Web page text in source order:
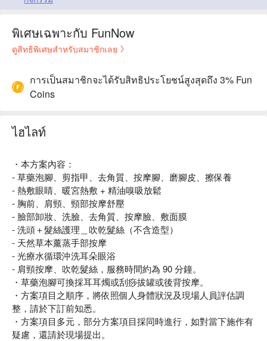
พิเศษเฉพาะกับ FunNow
ดูสิทธิพิเศษสำหรับสมาชิกเลย
การเป็นสมาชิกจะได้รับสิทธิประโยชน์สูงสุดถึง 3% Fun
Coins
ไฮไลท์
・本方案內容：
- 草藥泡腳、剪指甲、去角質、按摩腳、磨腳皮、擦保養
- 熱敷眼睛、暖宮熱敷 + 精油嗅吸放鬆
- 胸前、肩頸、頸部按摩舒壓
- 臉部卸妝、洗臉、去角質、按摩臉、敷面膜
- 洗頭＋髮絲護理＿吹乾髮絲（不含造型）
- 天然草本薰蒸手部按摩
- 光療水循環沖洗耳朵眼浴
- 肩頸按摩、吹乾髮絲，服務時間約為 90 分鐘。
・草藥泡腳可換採耳耳燭或刮痧拔罐或後背按摩。
・方案項目之順序，將依照個人身體狀況及現場人員評估調
整，請於下訂前知悉。
・方案項目多元，部分方案項目採同時進行，如對當下施作有
疑慮，還請於現場提出。